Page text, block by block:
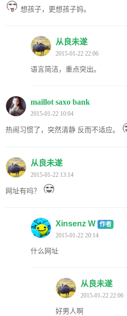
想孩子，更想孩子妈。
从良未遂
2015-01-22 22:06
语言简洁，重点突出。
maillot saxo bank
2015-01-22 10:04
热闹习惯了，突然清静 反而不适应。
从良未遂
2015-01-22 13:14
网址有吗？
Xinsenz W 作者
2015-01-22 20:14
什么网址
从良未遂
2015-01-22 22:06
好男人啊